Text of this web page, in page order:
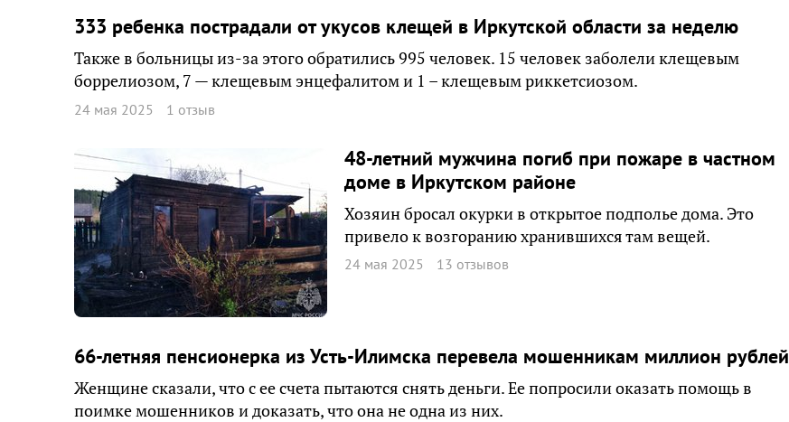
333 ребенка пострадали от укусов клещей в Иркутской области за неделю
Также в больницы из-за этого обратились 995 человек. 15 человек заболели клещевым
боррелиозом, 7 — клещевым энцефалитом и 1 – клещевым риккетсиозом.
24 мая 2025 1 отзыв
48-летний мужчина погиб при пожаре в частном
доме в Иркутском районе
Хозяин бросал окурки в открытое подполье дома. Это
привело к возгоранию хранившихся там вещей.
24 мая 2025 13 отзывов
66-летняя пенсионерка из Усть-Илимска перевела мошенникам миллион рублей
Женщине сказали, что с ее счета пытаются снять деньги. Ее попросили оказать помощь в
поимке мошенников и доказать, что она не одна из них.